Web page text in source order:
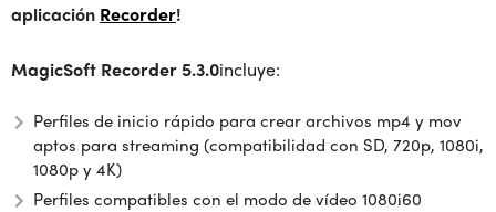
aplicación Recorder!
MagicSoft Recorder 5.3.0incluye:
Perfiles de inicio rápido para crear archivos mp4 y mov
aptos para streaming (compatibilidad con SD, 720p, 1080i,
1080p y 4K)
Perfiles compatibles con el modo de vídeo 1080i60